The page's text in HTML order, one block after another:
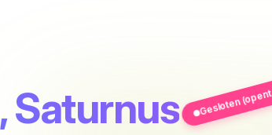
, Saturnus Gesloten